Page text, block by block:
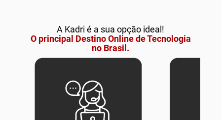
A Kadri é a sua opção ideal!
O principal Destino Online de Tecnologia
no Brasil.